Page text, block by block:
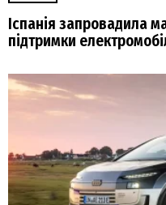
Іспанія запровадила
підтримки